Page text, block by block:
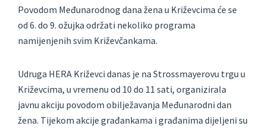
Povodom Međunarodnog dana žena u Križevcima će se
od 6. do 9. ožujka održati nekoliko programa
namijenjenih svim Križevčankama.
Udruga HERA Križevci danas je na Strossmayerovu trgu u
Križevcima, u vremenu od 10 do 11 sati, organizirala
javnu akciju povodom obilježavanja Međunarodni dan
žena. Tijekom akcije građankama i građanima dijeljeni su